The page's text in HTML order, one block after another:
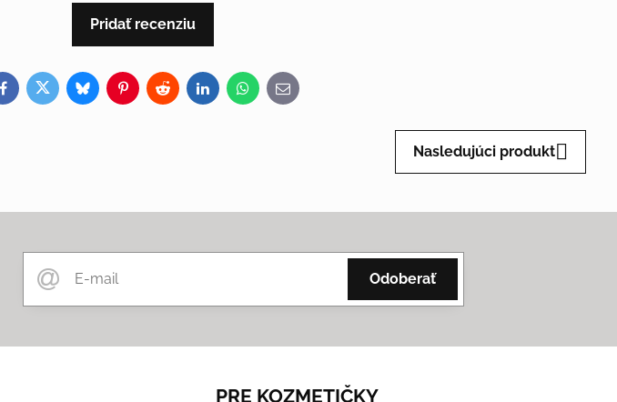
Pridať recenziu
Facebook
TwitterBlueskyPinterestRedditLinkedInWhatsApp
E-
mail
Nasledujúci produkt
Odoberať
PRE KOZMETIČKY